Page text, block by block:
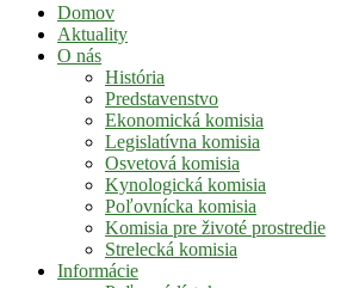
Domov
Aktuality
O nás
História
Predstavenstvo
Ekonomická komisia
Legislatívna komisia
Osvetová komisia
Kynologická komisia
Poľovnícka komisia
Komisia pre životé prostredie
Strelecká komisia
Informácie